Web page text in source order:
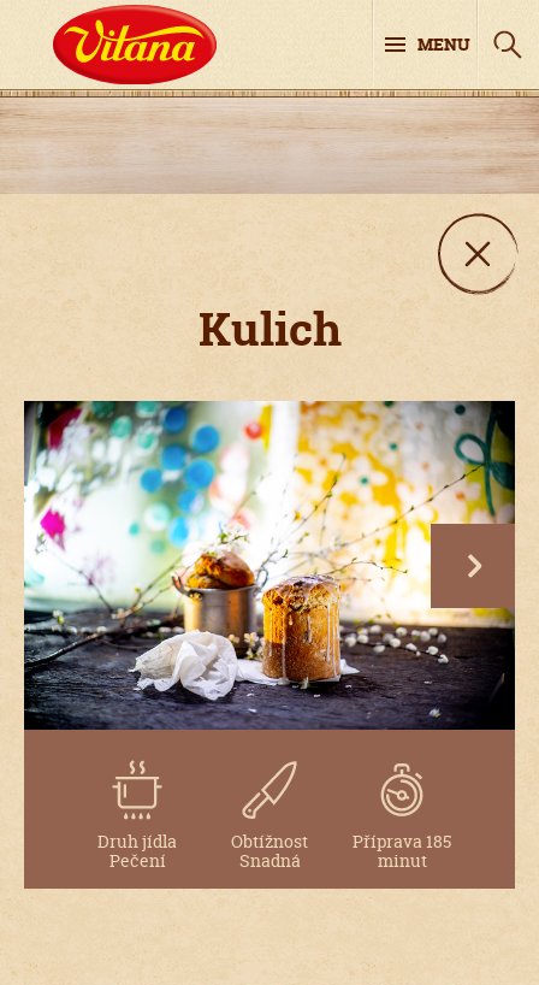
MENU
Kulich
next
Druh jídla
Pečení
Obtížnost
Snadná
Příprava 185
minut